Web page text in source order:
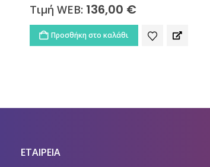
Τιμή WEB: 136,00 €
Προσθήκη στο καλάθι
ΕΤΑΙΡΕΙΑ